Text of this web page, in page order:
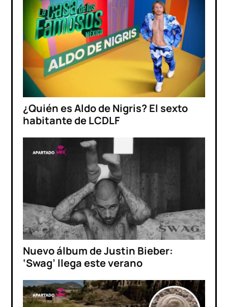
¿Quién es Aldo de Nigris? El sexto
habitante de LCDLF
Nuevo álbum de Justin Bieber:
‘Swag’ llega este verano